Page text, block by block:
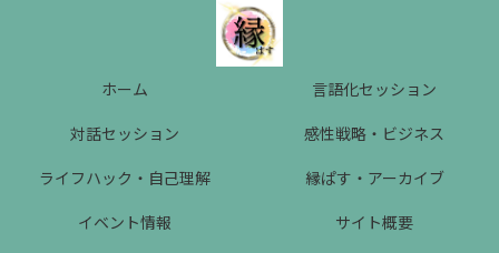
ホーム
言語化セッション
対話セッション
感性戦略・ビジネス
ライフハック・自己理解
縁ぱす・アーカイブ
イベント情報
サイト概要